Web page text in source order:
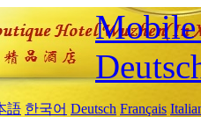
Mobile
語 한국어 Deutsch Français